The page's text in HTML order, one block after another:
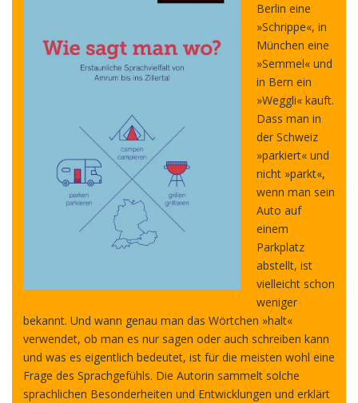
Berlin eine
»Schrippe«, in
München eine
»Semmel« und
in Bern ein
»Weggli« kauft.
Dass man in
der Schweiz
»parkiert« und
nicht »parkt«,
wenn man sein
Auto auf
einem
Parkplatz
abstellt, ist
vielleicht schon
weniger
bekannt. Und wann genau man das Wörtchen »halt«
verwendet, ob man es nur sagen oder auch schreiben kann
und was es eigentlich bedeutet, ist für die meisten wohl eine
Frage des Sprachgefühls. Die Autorin sammelt solche
sprachlichen Besonderheiten und Entwicklungen und erklärt